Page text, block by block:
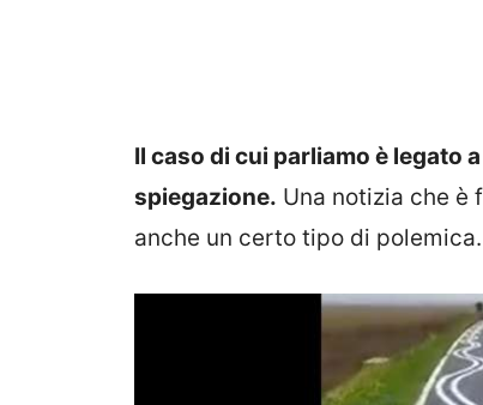
Il caso di cui parliamo è legato
spiegazione. Una notizia che
anche un certo tipo di polemica.